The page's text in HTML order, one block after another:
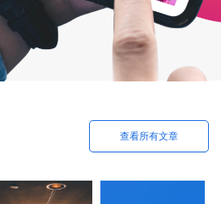
查看所有文章